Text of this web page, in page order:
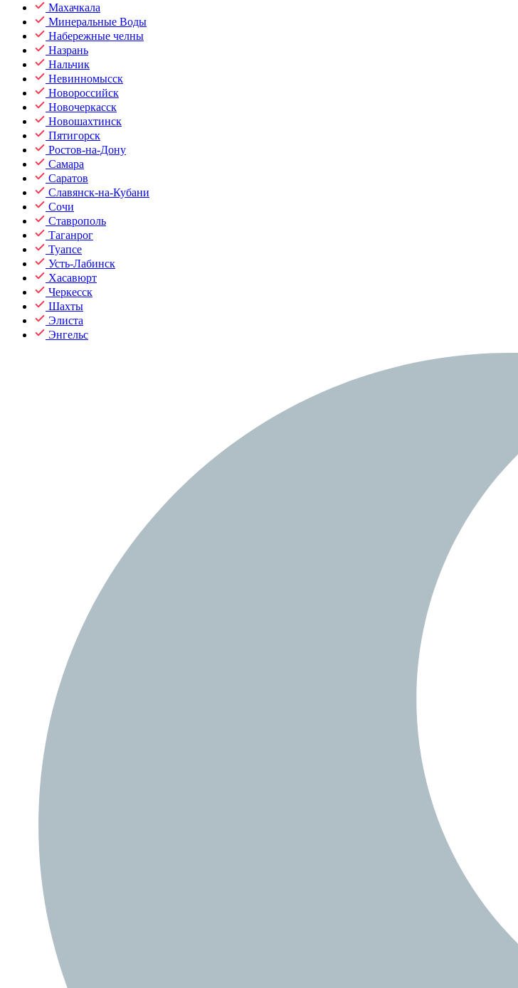
Махачкала
Минеральные Воды
Набережные челны
Назрань
Нальчик
Невинномысск
Новороссийск
Новочеркасск
Новошахтинск
Пятигорск
Ростов-на-Дону
Самара
Саратов
Славянск-на-Кубани
Сочи
Ставрополь
Таганрог
Туапсе
Усть-Лабинск
Хасавюрт
Черкесск
Шахты
Элиста
Энгельс